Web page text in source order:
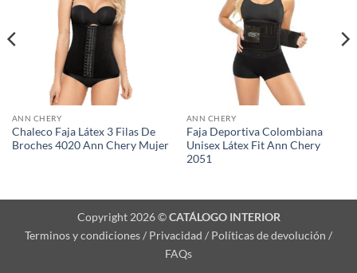
ANN CHERY
Chaleco Faja Látex 3 Filas De
Broches 4020 Ann Chery Mujer
ANN CHERY
Faja Deportiva Colombiana
Unisex Látex Fit Ann Chery
2051
Copyright 2026 ©CATÁLOGO INTERIOR
Terminos y condiciones / Privacidad / Políticas de devolución /
FAQs